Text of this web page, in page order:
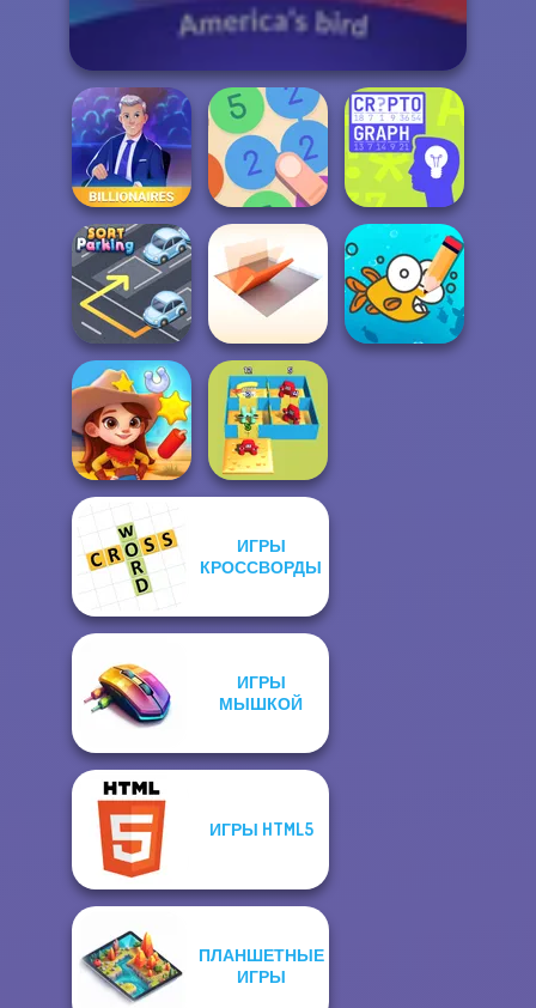
Billionaires Merge 13 Cryptograph
Sort Parking
Folding Blocks
Puzzle
Wild West Match
Alphabet Lore
ИГРЫ
КРОССВОРДЫ
ИГРЫ
МЫШКОЙ
ИГРЫ HTML5
ПЛАНШЕТНЫЕ
ИГРЫ